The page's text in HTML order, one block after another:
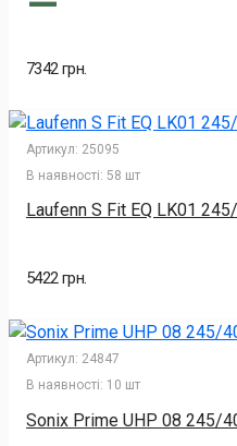
7342 грн.
Артикул: 25095
В наявності: 58 шт
Laufenn S Fit EQ LK01
5422 грн.
Артикул: 24847
В наявності: 10 шт
Sonix Prime UHP 08 245/